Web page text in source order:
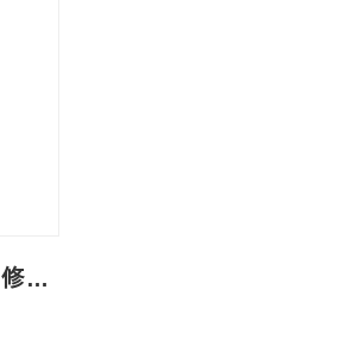
KAI bi-hada 音波振動修眉電剪